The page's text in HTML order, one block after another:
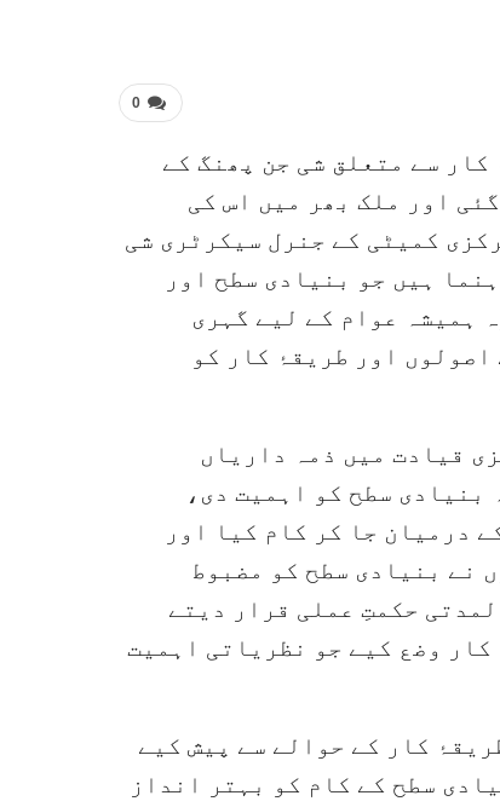
0
سے متعلق شی جن پھنگ کے
اور ملک بھر میں اس کی
کمیٹی کے جنرل سیکرٹری شی
ہیں جو بنیادی سطح اور
ہمیشہ عوام کے لیے گہری
اور طریقۂ کار کو
قیادت میں ذمہ داریاں
بنیادی سطح کو اہمیت دی،
درمیان جا کر کام کیا اور
نے بنیادی سطح کو مضبوط
حکمتِ عملی قرار دیتے
وضع کیے جو نظریاتی اہمیت
کار کے حوالے سے پیش کیے
سطح کے کام کو بہتر انداز